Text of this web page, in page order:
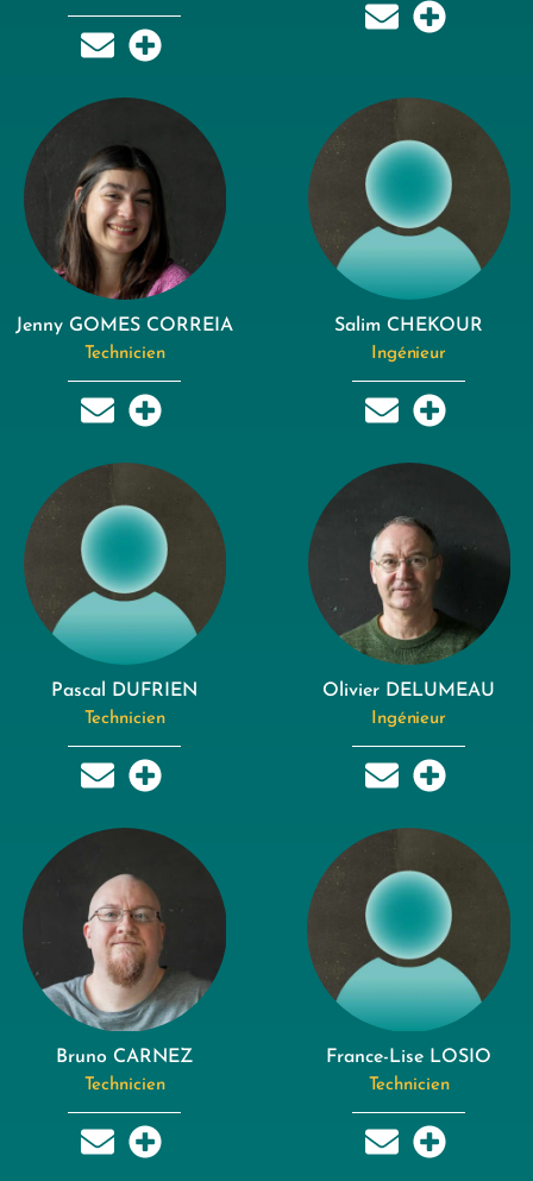
Jenny GOMES CORREIA
Technicien
Salim CHEKOUR
Ingénieur
Pascal DUFRIEN
Technicien
Olivier DELUMEAU
Ingénieur
Bruno CARNEZ
Technicien
France-Lise LOSIO
Technicien